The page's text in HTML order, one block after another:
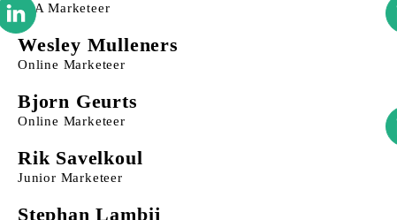
SEA Marketeer
Wesley Mulleners
Online Marketeer
Bjorn Geurts
Online Marketeer
Rik Savelkoul
Junior Marketeer
Stephan Lambij